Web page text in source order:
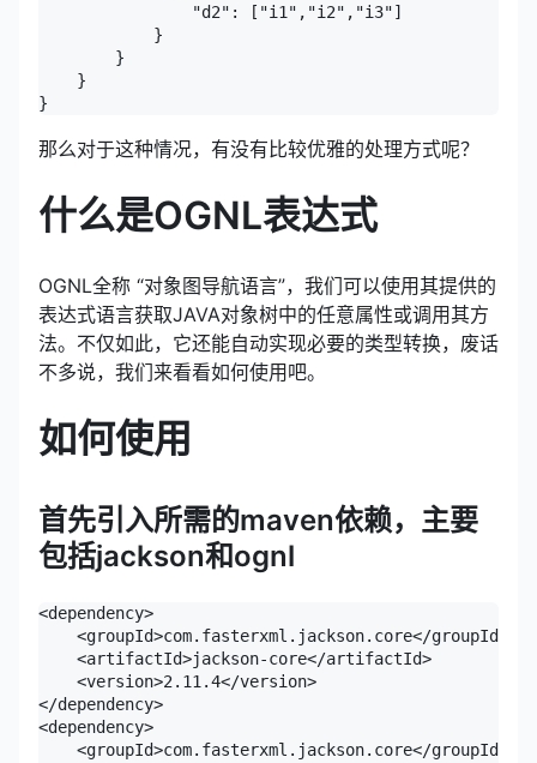
                "d2": ["i1","i2","i3"]
            }
        }
    }
那么对于这种情况，有没有比较优雅的处理方式呢？
什么是OGNL表达式
OGNL全称 “对象图导航语言”，我们可以使用其提供的
表达式语言获取JAVA对象树中的任意属性或调用其方
法。不仅如此，它还能自动实现必要的类型转换，废话
不多说，我们来看看如何使用吧。
如何使用
首先引入所需的maven依赖，主要
包括jackson和ognl
<dependency>
    <groupId>com.fasterxml.jackson.core</groupId>
    <artifactId>jackson-core</artifactId>
    <version>2.11.4</version>
</dependency>
<dependency>
    <groupId>com.fasterxml.jackson.core</groupId>